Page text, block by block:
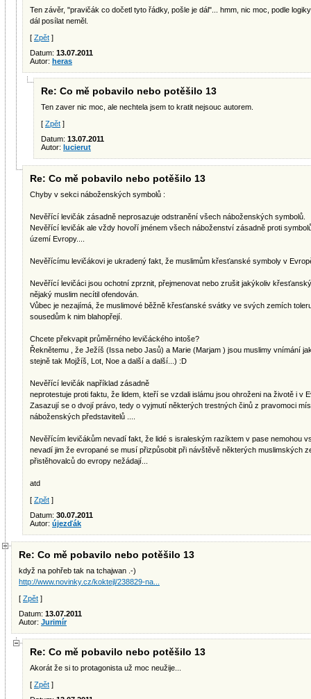
Ten závěr, "pravičák co dočetl tyto řádky, pošle je dál"... hmm, nic moc, podle
dál posílat neměl.
[ Zpět ]
Datum: 13.07.2011
Autor: heras
Re: Co mě pobavilo nebo potěšilo 13
Ten zaver nic moc, ale nechtela jsem to kratit nejsouc autorem.
[ Zpět ]
Datum: 13.07.2011
Autor: lucierut
Re: Co mě pobavilo nebo potěšilo 13
Chyby v sekci náboženských symbolů :
Nevěřící levičák zásadně neprosazuje odstranění všech náboženských symbolů.
Nevěřící levičák ale vždy hovoří jménem všech náboženství zásadně proti
území Evropy....
Nevěřícímu levičákovi je ukradený fakt, že muslimům křesťanské symboly v
Nevěřící levičáci jsou ochotní zprznit, přejmenovat nebo zrušit jakýkoliv
nějaký muslim necítil ofendován.
Vůbec je nezajímá, že muslimové běžně křesťanské svátky ve svých zemích
sousedům k nim blahopřejí.
Chcete překvapit průměrného levičáckého intoše?
Řeknětemu , že Ježíš (Issa nebo Jasů) a Marie (Marjam ) jsou muslimy vnímání
stejně tak Mojžíš, Lot, Noe a další a další...) :D
Nevěřící levičák například zásadně
neprotestuje proti faktu, že lidem, kteří se vzdali islámu jsou ohroženi na životě i v
Zasazují se o dvojí právo, tedy o vyjmutí některých trestných činů z pravomoci
náboženských představitelů ....
Nevěřícím levičákům nevadí fakt, že lidé s israleským razíktem v pase nemohou
nevadí jim že evropané se musí přizpůsobit při návštěvě některých muslimských
přistěhovalců do evropy nežádají...
atd
[ Zpět ]
Datum: 30.07.2011
Autor: újezďák
Re: Co mě pobavilo nebo potěšilo 13
když na pohřeb tak na tchajwan .-)
http://www.novinky.cz/koktejl/238829-na...
[ Zpět ]
Datum: 13.07.2011
Autor: Jurimír
Re: Co mě pobavilo nebo potěšilo 13
Akorát že si to protagonista už moc neužije...
[ Zpět ]